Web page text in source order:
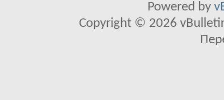
Powered by
Copyright © 2026